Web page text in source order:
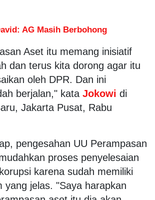
AG Masih Berbohong
Aset itu memang inisiatif
dan terus kita dorong agar itu
oleh DPR. Dan ini
berjalan," kata Jokowi di
Jakarta Pusat, Rabu
pengesahan UU Perampasan
proses penyelesaian
karena sudah memiliki
yang jelas. "Saya harapkan